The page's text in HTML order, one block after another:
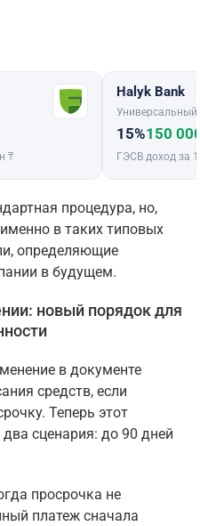
₸
Halyk Bank
Универсальный
15%
ГЭСВ
150
доход за
процедура, но,
в таких типовых
определяющие
в будущем.
новый порядок для
в документе
средств, если
Теперь этот
сценария: до 90 дней
просрочка не
платеж сначала